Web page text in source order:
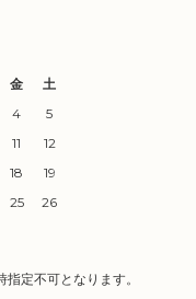
金
土
4
5
11
12
18
19
25
26
定不可となります。